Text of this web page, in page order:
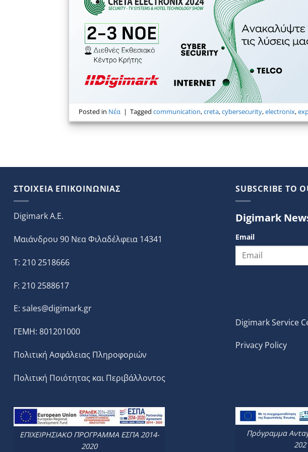
Posted in Νέα | Taggedcommunication,creta,cybersecurity,electronix,
ΣΤΟΙΧΕΙΑ ΕΠΙΚΟΙΝΩΝΙΑΣ
Digimark A.E.
Μαιάνδρου 90 Νεα Φιλαδέλφεια 14341
T: 210 2518666
F: 210 2588617
E: sales@digimark.gr
ΓΕΜΗ: 801201000
Πολιτική Ασφάλειας Πληροφοριών
Πολιτική Ποιότητας και Περιβάλλοντος
SUBSCRIBE TO
Digimark
Email
Digimark Service
Privacy Policy
ΕΠΙΧΕΙΡΗΣΙΑΚΟ ΠΡΟΓΡΑΜΜΑ ΕΣΠΑ 2014-
2020
Πρόγραμμα